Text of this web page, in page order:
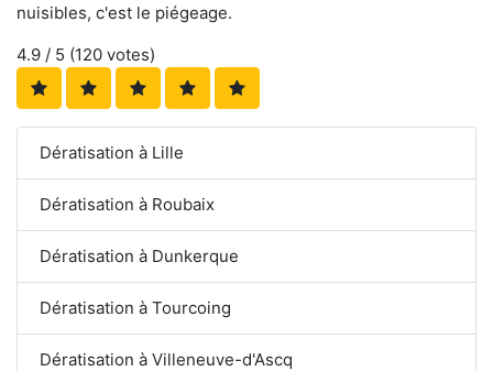
nuisibles, c'est le piégeage.
4.9 / 5 (120 votes)
Dératisation à Lille
Dératisation à Roubaix
Dératisation à Dunkerque
Dératisation à Tourcoing
Dératisation à Villeneuve-d'Ascq